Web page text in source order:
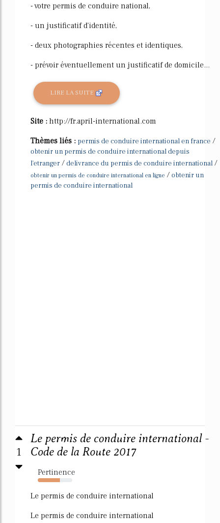
- votre permis de conduire national,
- un justificatif d'identité,
- deux photographies récentes et identiques,
- prévoir éventuellement un justificatif de domicile...
LIRE LA SUITE
Site : http://fr.april-international.com
Thèmes liés : permis de conduire international en france /
obtenir un permis de conduire international depuis
l'etranger / delivrance du permis de conduire international /
obtenir un permis de conduire international en ligne / obtenir un
permis de conduire international
1
Le permis de conduire international -
Code de la Route 2017
Pertinence
64%
Le permis de conduire international
Le permis de conduire international